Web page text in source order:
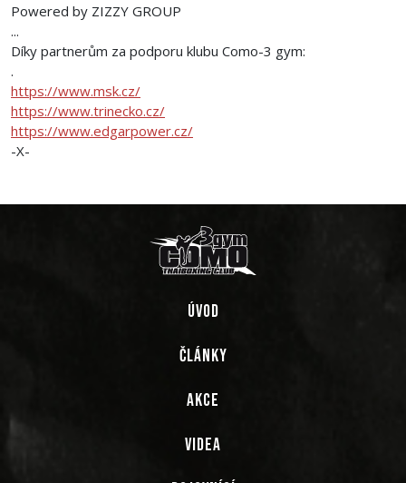
Powered by ZIZZY GROUP
...
Díky partnerům za podporu klubu Como-3 gym:
.
https://www.msk.cz/
https://www.trinecko.cz/
https://www.edgarpower.cz/
-X-
ÚVOD
ČLÁNKY
AKCE
VIDEA